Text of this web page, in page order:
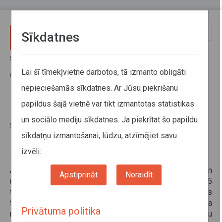
Sākums
transportlīdzekļiem
Polijā 2023. gada 1. jūlijā stājas
spēkā apdzīšanas aizliegums
kravas transportlīdzekļiem
13. jūlijs 2023
Aizliegums attiecas uz N2 kategorijas transportlīdzekļiem
(kravas transportlīdzekļi, kuru pilna masa pārsniedz 3,5
tonnas, bet nepārsniedz 12 tonnas), un N3 kategorijas
transportlīdzekļiem (kravas transportlīdzekļi, kuru pilna
masa pārsniedz 12 tonnas), kā arī transportlīdzekļu
Sīkdatnes
Lai šī tīmekļvietne darbotos, tā izmanto obligāti
nepieciešamās sīkdatnes. Ar Jūsu piekrišanu
papildus šajā vietnē var tikt izmantotas statistikas
un sociālo mediju sīkdatnes. Ja piekrītat šo papildu
sīkdatņu izmantošanai, lūdzu, atzīmējiet savu
izvēli:
Apstiprināt Noraidīt
Privātuma politika